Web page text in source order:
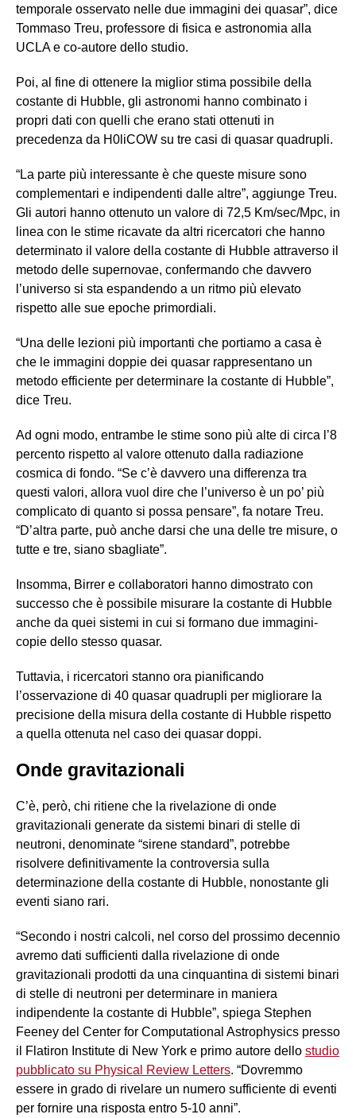
temporale osservato nelle due immagini dei quasar”, dice
Tommaso Treu, professore di fisica e astronomia alla
UCLA e co-autore dello studio.
Poi, al fine di ottenere la miglior stima possibile della
costante di Hubble, gli astronomi hanno combinato i
propri dati con quelli che erano stati ottenuti in
precedenza da H0liCOW su tre casi di quasar quadrupli.
“La parte più interessante è che queste misure sono
complementari e indipendenti dalle altre”, aggiunge Treu.
Gli autori hanno ottenuto un valore di 72,5 Km/sec/Mpc, in
linea con le stime ricavate da altri ricercatori che hanno
determinato il valore della costante di Hubble attraverso il
metodo delle supernovae, confermando che davvero
l’universo si sta espandendo a un ritmo più elevato
rispetto alle sue epoche primordiali.
“Una delle lezioni più importanti che portiamo a casa è
che le immagini doppie dei quasar rappresentano un
metodo efficiente per determinare la costante di Hubble”,
dice Treu.
Ad ogni modo, entrambe le stime sono più alte di circa l’8
percento rispetto al valore ottenuto dalla radiazione
cosmica di fondo. “Se c’è davvero una differenza tra
questi valori, allora vuol dire che l’universo è un po’ più
complicato di quanto si possa pensare”, fa notare Treu.
“D’altra parte, può anche darsi che una delle tre misure, o
tutte e tre, siano sbagliate”.
Insomma, Birrer e collaboratori hanno dimostrato con
successo che è possibile misurare la costante di Hubble
anche da quei sistemi in cui si formano due immagini-
copie dello stesso quasar.
Tuttavia, i ricercatori stanno ora pianificando
l’osservazione di 40 quasar quadrupli per migliorare la
precisione della misura della costante di Hubble rispetto
a quella ottenuta nel caso dei quasar doppi.
Onde gravitazionali
C’è, però, chi ritiene che la rivelazione di onde
gravitazionali generate da sistemi binari di stelle di
neutroni, denominate “sirene standard”, potrebbe
risolvere definitivamente la controversia sulla
determinazione della costante di Hubble, nonostante gli
eventi siano rari.
“Secondo i nostri calcoli, nel corso del prossimo decennio
avremo dati sufficienti dalla rivelazione di onde
gravitazionali prodotti da una cinquantina di sistemi binari
di stelle di neutroni per determinare in maniera
indipendente la costante di Hubble”, spiega Stephen
Feeney del Center for Computational Astrophysics presso
il Flatiron Institute di New York e primo autore dello studio
pubblicato su Physical Review Letters. “Dovremmo
essere in grado di rivelare un numero sufficiente di eventi
per fornire una risposta entro 5-10 anni”.